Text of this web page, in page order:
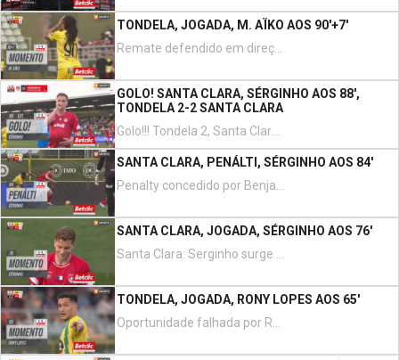
TONDELA, JOGADA, M. AÏKO AOS 90'+7'
Remate defendido em direção ao centro da baliza. Makan Aiko remate com o pé direito do lado esquerdo da área. Assistência de Benjamin Kimpioka.
GOLO! SANTA CLARA, SÉRGINHO AOS 88',
TONDELA 2-2 SANTA CLARA
Golo!!! Tondela 2, Santa Clara 2. Serginho transforma o penalty, remate com o pé direito.
SANTA CLARA, PENÁLTI, SÉRGINHO AOS 84'
Penalty concedido por Benjamin Kimpioka resultante de falta na área.
SANTA CLARA, JOGADA, SÉRGINHO AOS 76'
Santa Clara: Serginho surge com espaço e faz um cruzamento/remate que podia ter sofrido um desvio fatal
TONDELA, JOGADA, RONY LOPES AOS 65'
Oportunidade falhada por Rony Lopes remate com o pé esquerdo de fora da área. Assistência de Rodrigo Conceição.